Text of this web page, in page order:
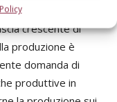
di energia che
crescente di
produzione è
domanda di
produttive in